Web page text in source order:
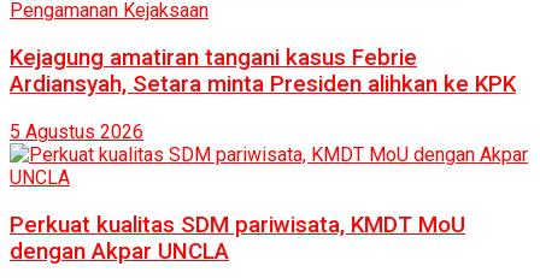
Kejagung amatiran tangani kasus Febrie
Ardiansyah, Setara minta Presiden alihkan ke KPK
5 Agustus 2026
Perkuat kualitas SDM pariwisata, KMDT MoU
dengan Akpar UNCLA